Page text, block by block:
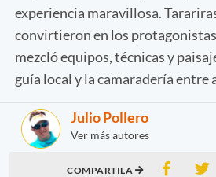
experiencia maravillosa.
convirtieron en los
mezcló equipos, técnicas y
guía local y la camaradería entre
Julio Pollero
Ver más autores
COMPARTILA